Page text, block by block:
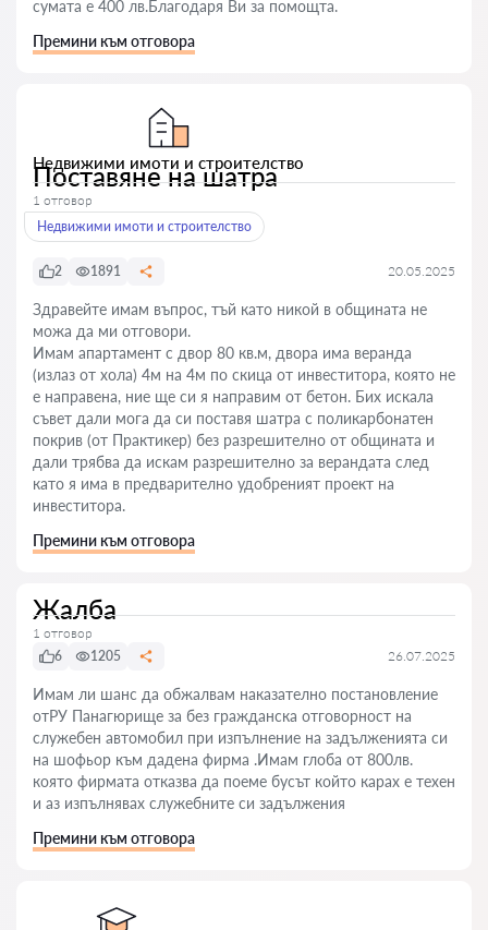
сумата е 400 лв.Благодаря Ви за помощта.
Премини към отговора
Недвижими имоти и строителство
Поставяне на шатра
1 отговор
Недвижими имоти и строителство
2 1891 20.05.2025
Здравейте имам въпрос, тъй като никой в общината не
можа да ми отговори.
Имам апартамент с двор 80 кв.м, двора има веранда
(излаз от хола) 4м на 4м по скица от инвеститора, която не
е направена, ние ще си я направим от бетон. Бих искала
съвет дали мога да си поставя шатра с поликарбонатен
покрив (от Практикер) без разрешително от общината и
дали трябва да искам разрешително за верандата след
като я има в предварително удобреният проект на
инвеститора.
Премини към отговора
Жалба
1 отговор
6
1205 26.07.2025
Имам ли шанс да обжалвам наказателно постановление
отРУ Панагюрище за без гражданска отговорност на
служебен автомобил при изпълнение на задълженията си
на шофьор към дадена фирма .Имам глоба от 800лв.
която фирмата отказва да поеме бусът който карах е техен
и аз изпълнявах служебните си задължения
Премини към отговора